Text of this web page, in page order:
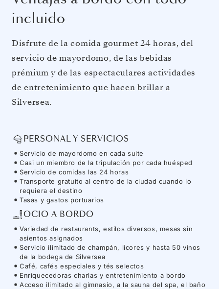
incluido
Disfrute de la comida gourmet 24 horas, del
servicio de mayordomo, de las bebidas
prémium y de las espectaculares actividades
de entretenimiento que hacen brillar a
Silversea.
PERSONAL Y SERVICIOS
Servicio de mayordomo en cada suite
Casi un miembro de la tripulación por cada huésped
Servicio de comidas las 24 horas
Transporte gratuito al centro de la ciudad cuando lo
requiera el destino
Tasas y gastos portuarios
OCIO A BORDO
Variedad de restaurants, estilos diversos, mesas sin
asientos asignados
Servicio ilimitado de champán, licores y hasta 50 vinos
de la bodega de Silversea
Café, cafés especiales y tés selectos
Enriquecedoras charlas y entretenimiento a bordo
Acceso ilimitado al gimnasio, a la sauna del spa, el baño